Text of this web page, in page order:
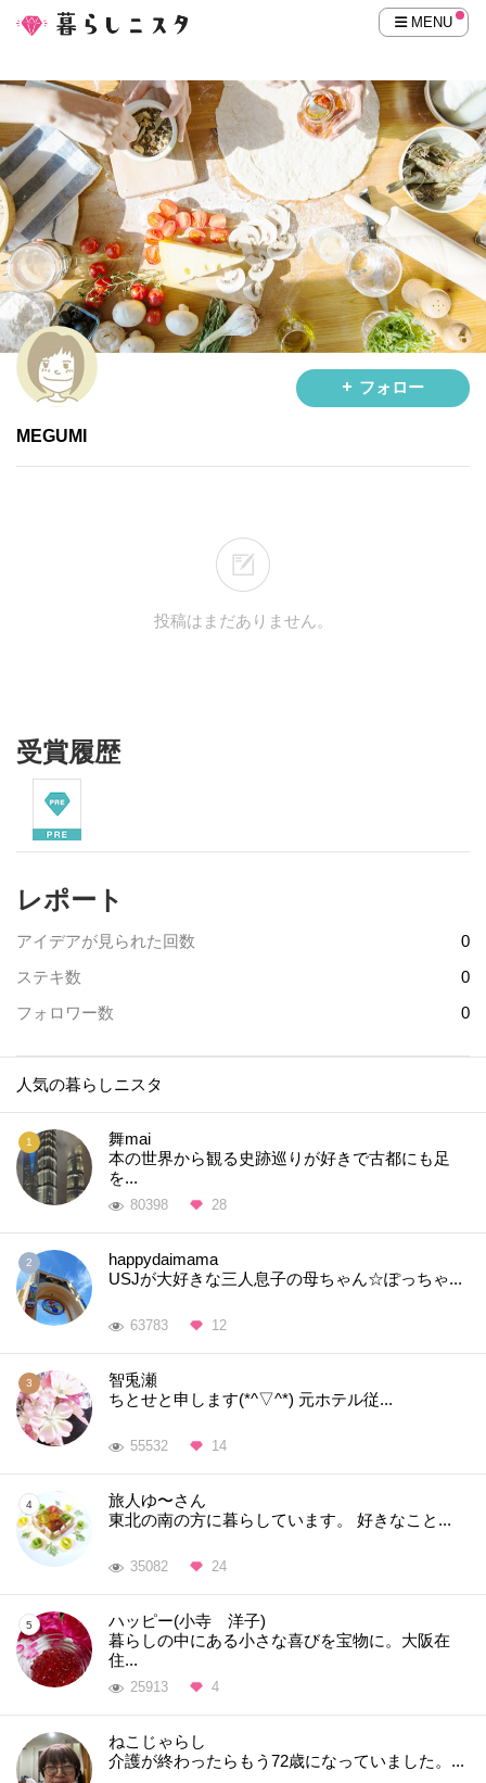
MENU
フォロー
MEGUMI
投稿はまだありません。
受賞履歴
レポート
アイデアが見られた回数
0
ステキ数
0
フォロワー数
0
人気の暮らしニスタ
舞mai
本の世界から観る史跡巡りが好きで古都にも足
を...
80398 28
happydaimama
USJが大好きな三人息子の母ちゃん☆ぽっちゃ...
63783 12
智兎瀬
ちとせと申します(*^▽^*) 元ホテル従...
55532 14
旅人ゆ〜さん
東北の南の方に暮らしています。 好きなこと...
35082 24
ハッピー(小寺 洋子)
暮らしの中にある小さな喜びを宝物に。大阪在
住...
25913 4
ねこじゃらし
介護が終わったらもう72歳になっていました。...